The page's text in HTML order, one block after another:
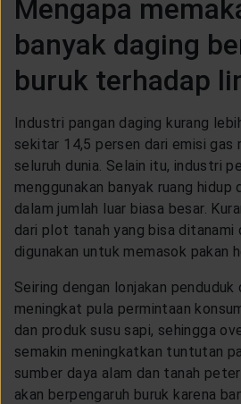
Mengapa
banyak daging
buruk terhadap
Industri pangan daging kurang
sekitar 14,5 persen dari emisi gas
seluruh dunia. Selain itu, industri
menggunakan banyak ruang hidup
dalam jumlah luar biasa besar.
dari plot tanah yang bisa ditanami
digunakan untuk memasok pakan
Seiring dengan lonjakan penduduk
meningkat pula permintaan
dan produk susu sapi, sehingga
semakin meningkatkan tuntutan
sumber daya alam dan tanah
akan berpengaruh buruk karena
ARTICLE & NEWS
EVENTS
KEAGENAN